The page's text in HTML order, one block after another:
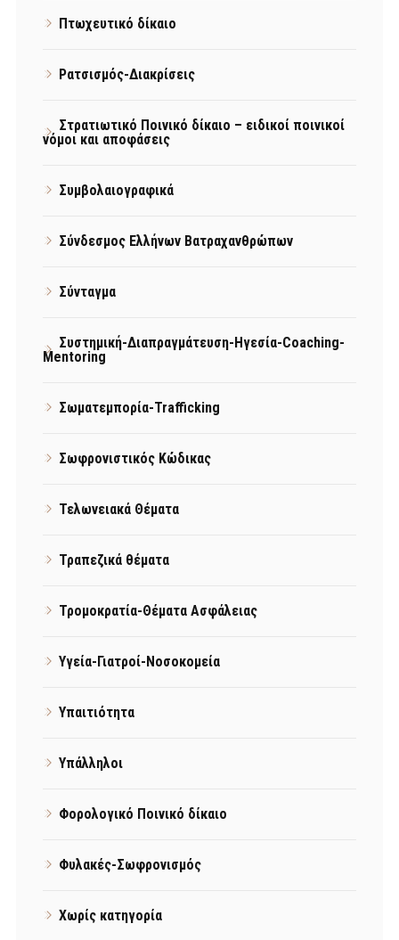
Πτωχευτικό δίκαιο
Ρατσισμός-Διακρίσεις
Στρατιωτικό Ποινικό δίκαιο – ειδικοί ποινικοί
νόμοι και αποφάσεις
Συμβολαιογραφικά
Σύνδεσμος Ελλήνων Βατραχανθρώπων
Σύνταγμα
Συστημική-Διαπραγμάτευση-Ηγεσία-Coaching-
Mentoring
Σωματεμπορία-Trafficking
Σωφρονιστικός Κώδικας
Τελωνειακά Θέματα
Τραπεζικά θέματα
Τρομοκρατία-Θέματα Ασφάλειας
Υγεία-Γιατροί-Νοσοκομεία
Υπαιτιότητα
Υπάλληλοι
Φορολογικό Ποινικό δίκαιο
Φυλακές-Σωφρονισμός
Χωρίς κατηγορία